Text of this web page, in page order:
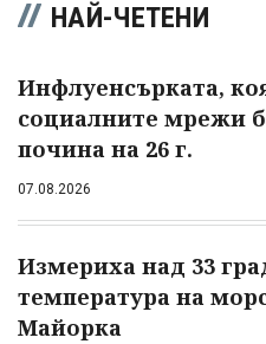
НАЙ-ЧЕТЕНИ
Инфлуенсърката,
социалните мрежи
почина на 26 г.
07.08.2026
Измериха над 33
температура на
Майорка